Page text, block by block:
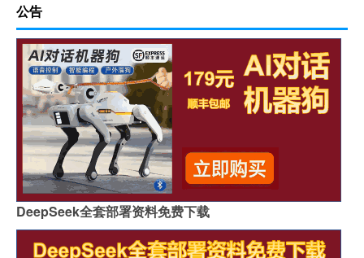
公告
DeepSeek全套部署资料免费下载